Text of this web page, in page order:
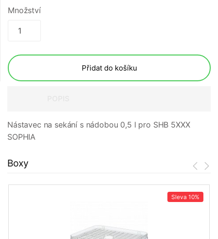
Množství
Přidat do košíku
Nástavec na sekání s nádobou 0,5 l pro SHB 5XXX
SOPHIA
Boxy
Sleva 10%